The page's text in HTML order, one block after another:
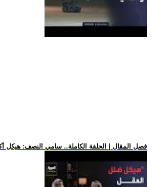
.. فصل المقال | الحلقة الكاملة.. سامي النصف: هيكل